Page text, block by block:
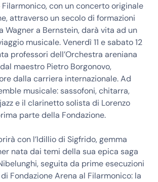
con un concerto originale
attraverso un secolo di formazioni
Wagner a Bernstein, darà vita ad un
musicale. Venerdì 11 e sabato 12
professori dell’Orchestra areniana
maestro Pietro Borgonovo,
dalla carriera internazionale. Ad
musicale: sassofoni, chitarra,
e il clarinetto solista di Lorenzo
parte della Fondazione.
con l’Idillio di Sigfrido, gemma
nata dai temi della sua epica saga
seguita da prime esecuzioni
Fondazione Arena al Filarmonico: la